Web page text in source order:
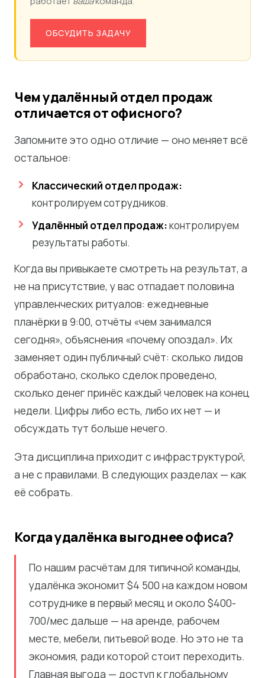
ОБСУДИТЬ ЗАДАЧУ
Чем удалённый отдел продаж
отличается от офисного?
Запомните это одно отличие — оно меняет всё
остальное:
Классический отдел продаж:
контролируем сотрудников.
Удалённый отдел продаж:контролируем
результаты работы.
Когда вы привыкаете смотреть на результат, а
не на присутствие, у вас отпадает половина
управленческих ритуалов: ежедневные
планёрки в 9:00, отчёты «чем занимался
сегодня», объяснения «почему опоздал». Их
заменяет один публичный счёт: сколько лидов
обработано, сколько сделок проведено,
сколько денег принёс каждый человек на конец
недели. Цифры либо есть, либо их нет — и
обсуждать тут больше нечего.
Эта дисциплина приходит с инфраструктурой,
а не с правилами. В следующих разделах — как
её собрать.
Когда удалёнка выгоднее офиса?
По нашим расчётам для типичной команды,
удалёнка экономит $4 500 на каждом новом
сотруднике в первый месяц и около $400-
700/мес дальше — на аренде, рабочем
месте, мебели, питьевой воде. Но это не та
экономия, ради которой стоит переходить.
Главная выгода — доступ к глобальному